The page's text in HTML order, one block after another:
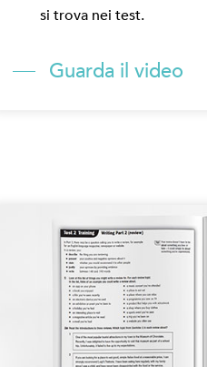
si trova nei test.
Guarda il video